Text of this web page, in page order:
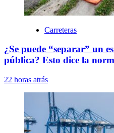
Carreteras
¿Se puede “separar” un
pública? Esto dice la
22 horas atrás